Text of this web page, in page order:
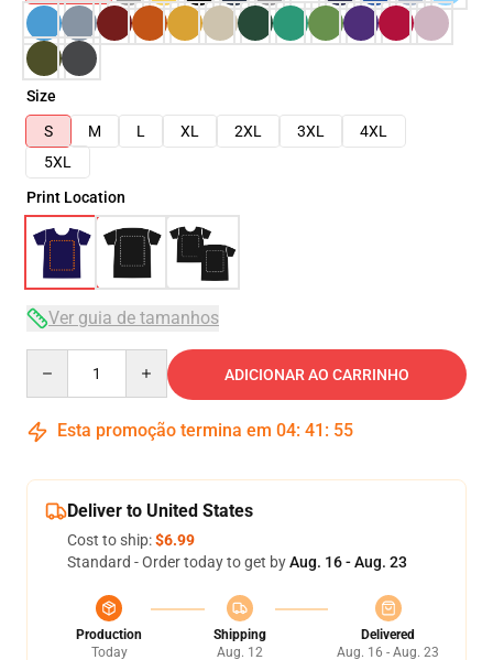
Size
S
M L XL 2XL 3XL
4XL
5XL
Print Location
Ver guia de tamanhos
ADICIONAR AO CARRINHO
Esta promoção termina em 04: 41 : 54
Deliver to United States
Cost to ship:$6.99
Standard - Order today to get byAug. 16 - Aug. 23
Production
Today
Shipping
Aug. 12
Delivered
Aug. 16 - Aug. 23